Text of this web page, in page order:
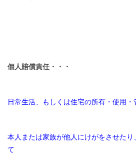
個人賠償責任・・・
日常生活、もしくは住宅の所有・使用・
本人または家族が他人にけがをさせたり
て